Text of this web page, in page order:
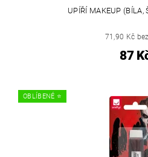
UPÍŘÍ MAKEUP (BÍLA,
71,90 Kč
87
OBLÍBENÉ ⭐️